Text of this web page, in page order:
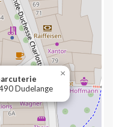
Dudelange
×